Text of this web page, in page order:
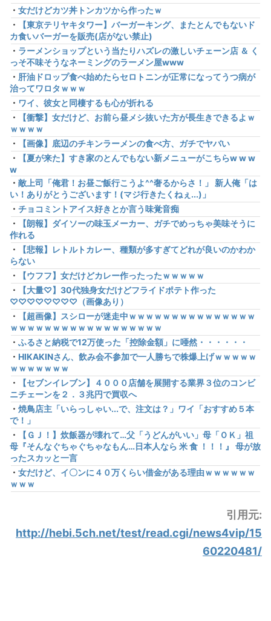
・ 女だけどカツ丼トンカツから作ったｗ
・
【東京テリヤキタワー】バーガーキング、またとんでもないド
カ食いバーガーを販売(店がない禁止)
・ ラーメンショップという当たりハズレの激しいチェーン店 ＆ く
っそ不味そうなネーミングのラーメン屋www
・ 肝油ドロップ食べ始めたらセロトニンが正常になってうつ病が
治ってワロタｗｗｗ
・ ワイ、彼女と同棲するも心が折れる
・
【衝撃】女だけど、お前ら昼メシ抜いた方が長生きできるよｗ
ｗｗｗｗ
・
【画像】底辺のチキンラーメンの食べ方、ガチでヤバい
・
【夏が来た】すき家のとんでもない新メニューがこちらw w w
w
・ 敵上司「俺君！お昼ご飯行こうよ^^奢るからさ！」 新人俺「は
い！ありがとうございます！(マジ行きたくねぇ...)」
・ チョコミントアイス好きとか言う味覚音痴
・
【朗報】ダイソーの味玉メーカー、ガチでめっちゃ美味そうに
作れる
・
【悲報】レトルトカレー、種類が多すぎてどれが良いのかわか
らない
・
【ウフフ】女だけどカレー作ったったｗｗｗｗｗ
・
【大量♡】30代独身女だけどフライドポテト作った
♡♡♡♡♡♡♡♡（画像あり）
・
【超画像】スシローが迷走中ｗｗｗｗｗｗｗｗｗｗｗｗｗｗｗ
ｗｗｗｗｗｗｗｗｗｗｗｗｗｗｗｗｗｗ
・ ふるさと納税で12万使った「控除金額」に唖然・・・・・・
・ HIKAKINさん、飲み会不参加で一人勝ちで株爆上げｗｗｗｗｗ
ｗｗｗｗｗｗｗ
・
【セブンイレブン】４０００店舗を展開する業界３位のコンビ
ニチェーンを２．３兆円で買収へ
・ 焼鳥店主「いらっしゃい...で、注文は？」ワイ「おすすめ５本
で！」
・
【ＧＪ！】炊飯器が壊れて…父「うどんがいい」母「ＯＫ」祖
母『そんなぐちゃぐちゃなもん…日本人なら 米 食 ！！！』 母が放
ったスカッと一言
・ 女だけど、イ〇ンに４０万くらい借金がある理由ｗｗｗｗｗｗ
ｗｗｗ
引用元:
http://hebi.5ch.net/test/read.cgi/news4vip/15
60220481/